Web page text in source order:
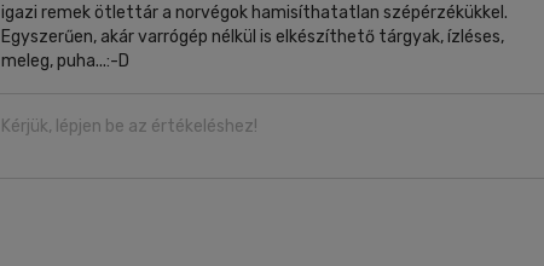
igazi remek ötlettár a norvégok hamisíthatatlan szépérzékükkel.
Egyszerűen, akár varrógép nélkül is elkészíthető tárgyak, ízléses,
meleg, puha...:-D
Kérjük, lépjen be az értékeléshez!